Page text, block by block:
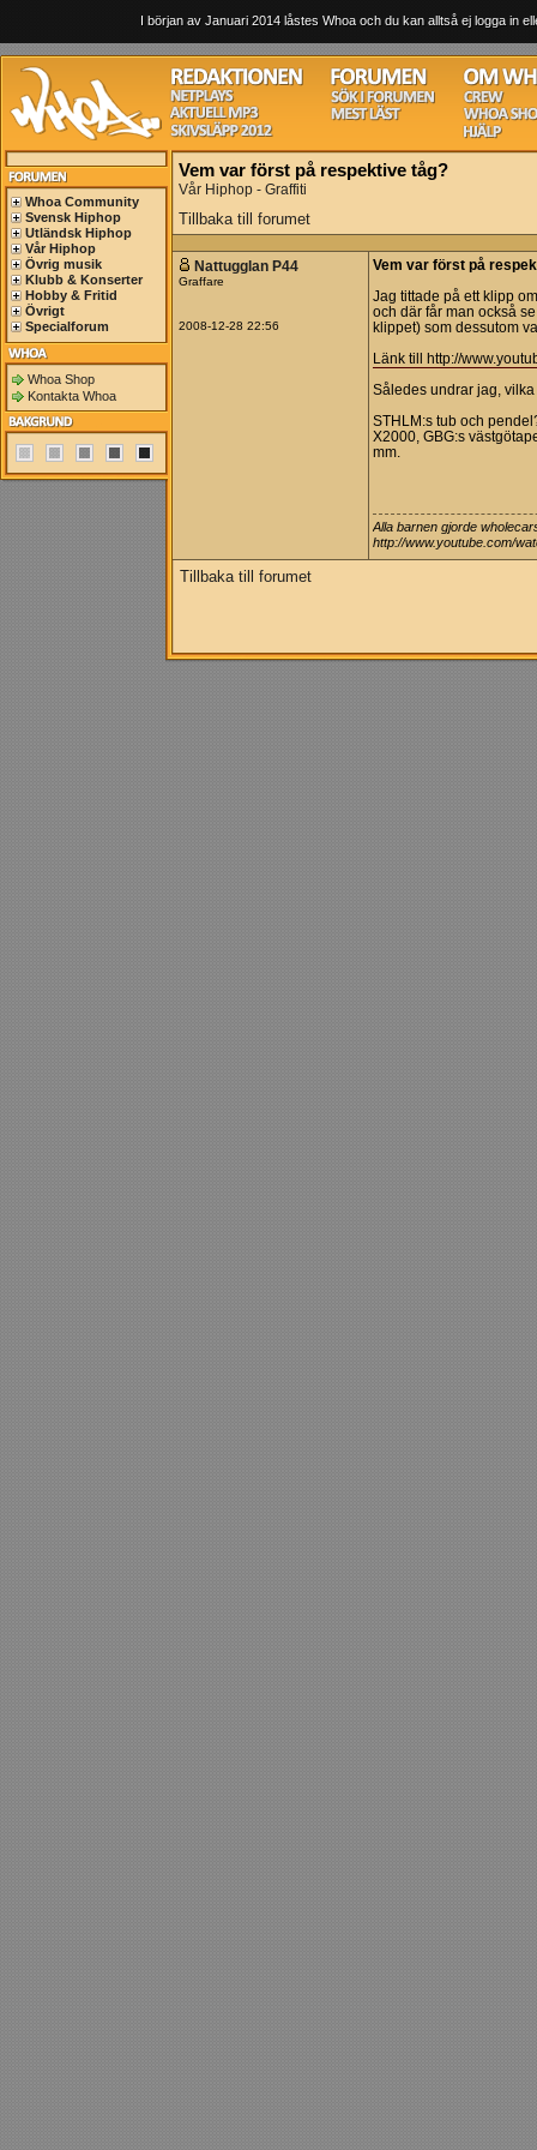
I början av Januari 2014 låstes Whoa och du kan alltså ej logga in
Whoa Community
Svensk Hiphop
Utländsk Hiphop
Vår Hiphop
Övrig musik
Klubb & Konserter
Hobby & Fritid
Övrigt
Specialforum
Whoa Shop
Kontakta Whoa
Vem var först på respektive tåg?
Vår Hiphop - Graffiti
Tillbaka till forumet
Nattugglan P44
Graffare
2008-12-28 22:56
Vem var först på
Jag tittade på ett klipp
och där får man också
klippet) som dessutom
Länk till http://
Således undrar jag,
STHLM:s tub och
X2000, GBG:s
mm.
Alla barnen gjorde
http://www.youtube.com/
Tillbaka till forumet